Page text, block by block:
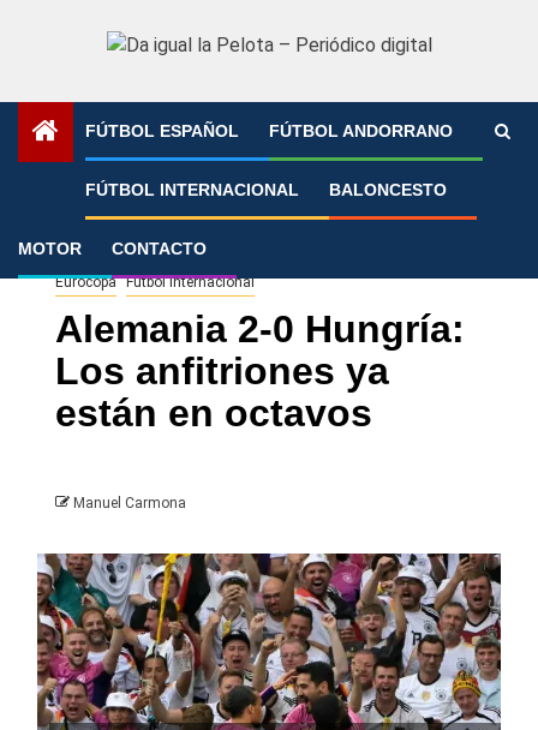
FÚTBOL ESPAÑOL FÚTBOL ANDORRANO
FÚTBOL INTERNACIONAL BALONCESTO
MOTOR CONTACTO
»
Eurocopa Fútbol Internacional
Alemania 2-0 Hungría:
Los anfitriones ya
están en octavos
Manuel Carmona